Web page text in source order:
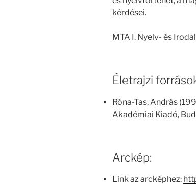
kérdései.
MTA I. Nyelv- és
Életrajzi
Róna-Tas, András
Akadémiai Kiadó,
Arckép:
Link az arcképhez: